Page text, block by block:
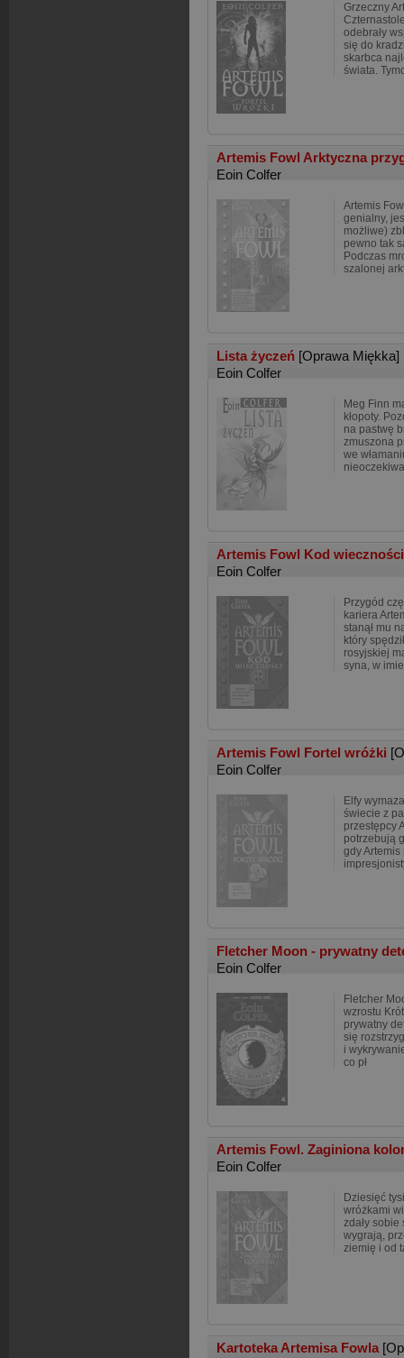
Grzeczny
odebrały
się do
skarbca
świata.
Artemis Fowl Arktyczna
Eoin Colfer
Artemis
genialny,
możliwe)
pewno tak
Podczas
szalonej
Lista życzeń [Oprawa Miękka]
Eoin Colfer
Meg Finn
kłopoty.
na pastwę
zmuszona
we
Artemis Fowl Kod
Eoin Colfer
Przygód
kariera
stanął mu
który
rosyjskiej
syna, w
Artemis Fowl Fortel wróżki
Eoin Colfer
Elfy
świecie z
przestępcy
potrzebują
gdy
Fletcher Moon - prywatny
Eoin Colfer
Fletcher
wzrostu
prywatny
się
i
co pł
Artemis Fowl. Zaginiona
Eoin Colfer
Dziesięć
wróżkami
zdały
wygrają,
ziemię i od
Kartoteka Artemisa Fowla